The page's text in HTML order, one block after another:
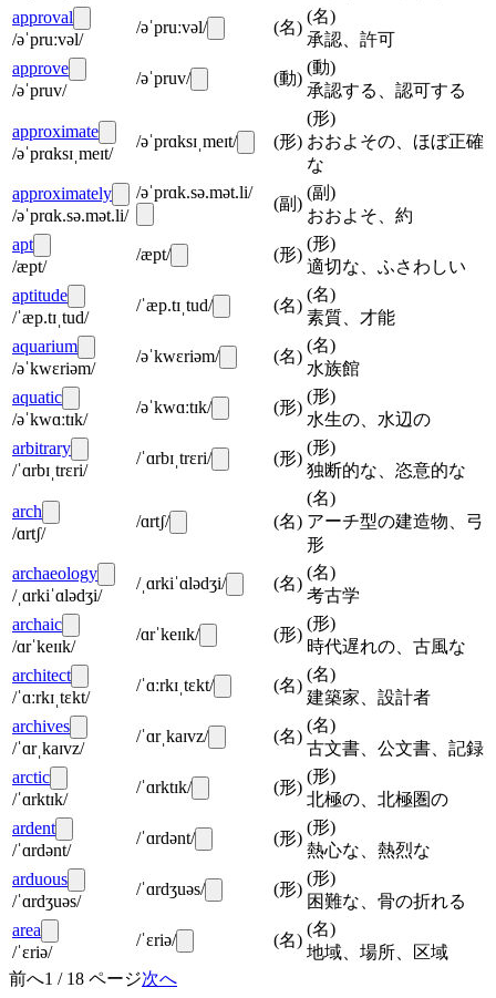
approval
/əˈpruːvəl/
/əˈpruːvəl/ (名)
(名)
承認、許可
approve
/əˈpruv/
/əˈpruv/ (動)
(動)
承認する、認可する
approximate
/əˈprɑksɪˌmeɪt/
/əˈprɑksɪˌmeɪt/ (形)
(形)
おおよその、ほぼ正確
な
approximately
/əˈprɑk.sə.mət.li/
/əˈprɑk.sə.mət.li/
(副 )
(副 )
おおよそ、約
apt
/æpt/
/æpt/ (形)
(形)
適切な、ふさわしい
aptitude
/ˈæp.tɪˌtud/
/ˈæp.tɪˌtud/ (名)
(名)
素質、才能
aquarium
/əˈkwɛriəm/
/əˈkwɛriəm/ (名)
(名)
水族館
aquatic
/əˈkwɑːtɪk/
/əˈkwɑːtɪk/ (形)
(形)
水生の、水辺の
arbitrary
/ˈɑrbɪˌtrɛri/
/ˈɑrbɪˌtrɛri/ (形)
(形)
独断的な、恣意的な
arch
/ɑrtʃ/
/ɑrtʃ/ (名)
(名)
アーチ型の建造物、弓
形
archaeology
/ˌɑrkiˈɑlədʒi/
/ˌɑrkiˈɑlədʒi/ (名)
(名)
考古学
archaic
/ɑrˈkeɪɪk/
/ɑrˈkeɪɪk/ (形)
(形)
時代遅れの、古風な
architect
/ˈɑːrkɪˌtɛkt/
/ˈɑːrkɪˌtɛkt/ (名)
(名)
建築家、設計者
archives
/ˈɑrˌkaɪvz/
/ˈɑrˌkaɪvz/ (名)
(名)
古文書、公文書、記録
arctic
/ˈɑrktɪk/
/ˈɑrktɪk/ (形)
(形)
北極の、北極圏の
ardent
/ˈɑrdənt/
/ˈɑrdənt/ (形)
(形)
熱心な、熱烈な
arduous
/ˈɑrdʒuəs/
/ˈɑrdʒuəs/ (形)
(形)
困難な、骨の折れる
area
/ˈɛriə/
/ˈɛriə/ (名)
(名)
地域、場所、区域
前へ1 / 18 ページ次へ